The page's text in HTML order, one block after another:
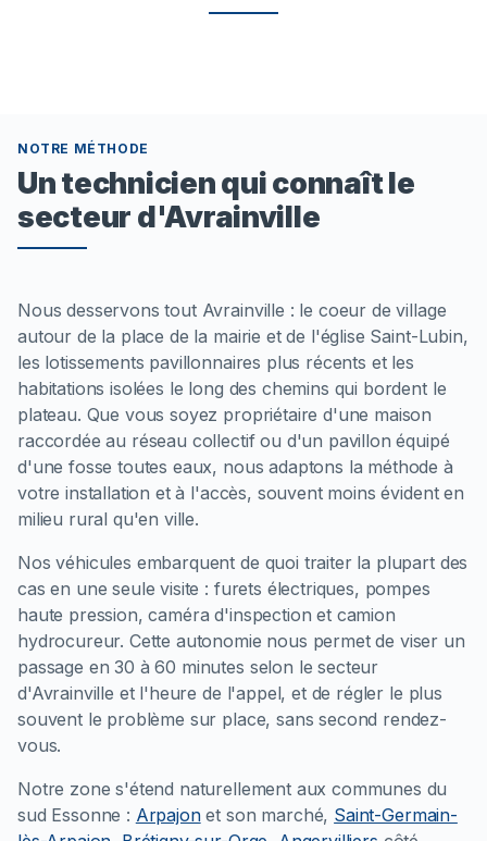
NOTRE MÉTHODE
Un technicien qui connaît le
secteur d'Avrainville
Nous desservons tout Avrainville : le coeur de village
autour de la place de la mairie et de l'église Saint-Lubin,
les lotissements pavillonnaires plus récents et les
habitations isolées le long des chemins qui bordent le
plateau. Que vous soyez propriétaire d'une maison
raccordée au réseau collectif ou d'un pavillon équipé
d'une fosse toutes eaux, nous adaptons la méthode à
votre installation et à l'accès, souvent moins évident en
milieu rural qu'en ville.
Nos véhicules embarquent de quoi traiter la plupart des
cas en une seule visite : furets électriques, pompes
haute pression, caméra d'inspection et camion
hydrocureur. Cette autonomie nous permet de viser un
passage en 30 à 60 minutes selon le secteur
d'Avrainville et l'heure de l'appel, et de régler le plus
souvent le problème sur place, sans second rendez-
vous.
Notre zone s'étend naturellement aux communes du
sud Essonne : Arpajonet son marché, Saint-Germain-